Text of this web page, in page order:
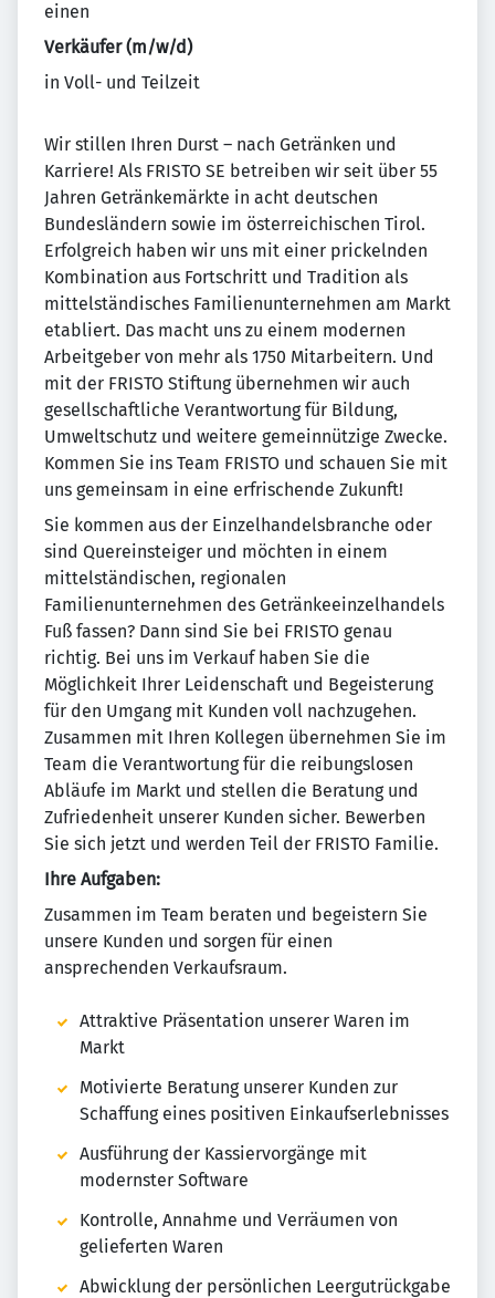
einen
Verkäufer (m/w/d)
in Voll- und Teilzeit
Wir stillen Ihren Durst – nach Getränken und
Karriere! Als FRISTO SE betreiben wir seit über 55
Jahren Getränkemärkte in acht deutschen
Bundesländern sowie im österreichischen Tirol.
Erfolgreich haben wir uns mit einer prickelnden
Kombination aus Fortschritt und Tradition als
mittelständisches Familienunternehmen am Markt
etabliert. Das macht uns zu einem modernen
Arbeitgeber von mehr als 1750 Mitarbeitern. Und
mit der FRISTO Stiftung übernehmen wir auch
gesellschaftliche Verantwortung für Bildung,
Umweltschutz und weitere gemeinnützige Zwecke.
Kommen Sie ins Team FRISTO und schauen Sie mit
uns gemeinsam in eine erfrischende Zukunft!
Sie kommen aus der Einzelhandelsbranche oder
sind Quereinsteiger und möchten in einem
mittelständischen, regionalen
Familienunternehmen des Getränkeeinzelhandels
Fuß fassen? Dann sind Sie bei FRISTO genau
richtig. Bei uns im Verkauf haben Sie die
Möglichkeit Ihrer Leidenschaft und Begeisterung
für den Umgang mit Kunden voll nachzugehen.
Zusammen mit Ihren Kollegen übernehmen Sie im
Team die Verantwortung für die reibungslosen
Abläufe im Markt und stellen die Beratung und
Zufriedenheit unserer Kunden sicher. Bewerben
Sie sich jetzt und werden Teil der FRISTO Familie.
Ihre Aufgaben:
Zusammen im Team beraten und begeistern Sie
unsere Kunden und sorgen für einen
ansprechenden Verkaufsraum.
Attraktive Präsentation unserer Waren im
Markt
Motivierte Beratung unserer Kunden zur
Schaffung eines positiven Einkaufserlebnisses
Ausführung der Kassiervorgänge mit
modernster Software
Kontrolle, Annahme und Verräumen von
gelieferten Waren
Abwicklung der persönlichen Leergutrückgabe